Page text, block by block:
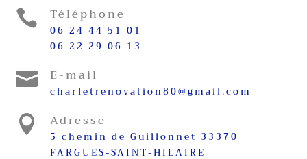
 Téléphone
06 24 44 51 01
06 22 29 06 13
 E-mail
charletrenovation80@gmail.com
 Adresse
5 chemin de Guillonnet 33370
FARGUES-SAINT-HILAIRE